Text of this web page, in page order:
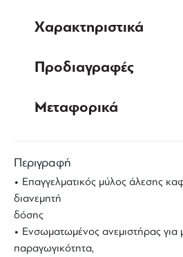
Χαρακτηριστικά
Προδιαγραφές
Μεταφορικά
Περιγραφή
• Επαγγελματικός μύλος άλεσης
διανεμητή
δόσης
• Ενσωματωμένος ανεμιστήρας για
παραγωγικότητα,